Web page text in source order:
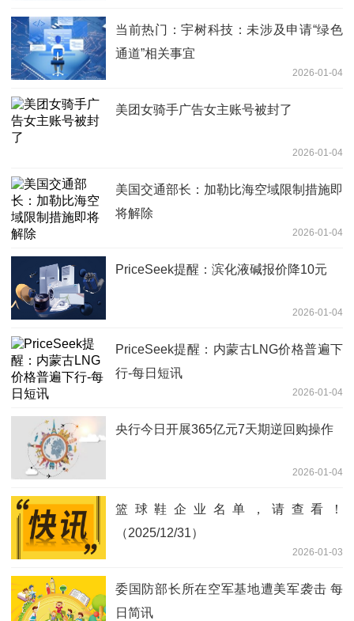
当前热门：宇树科技：未涉及申请“绿色
通道”相关事宜
2026-01-04
美团女骑手广告女主账号被封了
2026-01-04
美国交通部长：加勒比海空域限制措施即
将解除
2026-01-04
PriceSeek提醒：滨化液碱报价降10元
2026-01-04
PriceSeek提醒：内蒙古LNG价格普遍下
行-每日短讯
2026-01-04
央行今日开展365亿元7天期逆回购操作
2026-01-04
篮球鞋企业名单，请查看！
（2025/12/31）
2026-01-03
委国防部长所在空军基地遭美军袭击 每
日简讯